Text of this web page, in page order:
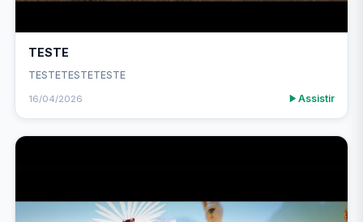
TESTE
TESTETESTETESTE
16/04/2026 Assistir